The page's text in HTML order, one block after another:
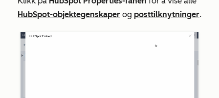
HubSpot-objektegenskaper og posttilknytninger.